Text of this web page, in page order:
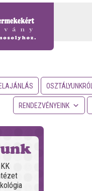
OSZTÁLYUNKRÓL
RENDEZVÉNYEINK